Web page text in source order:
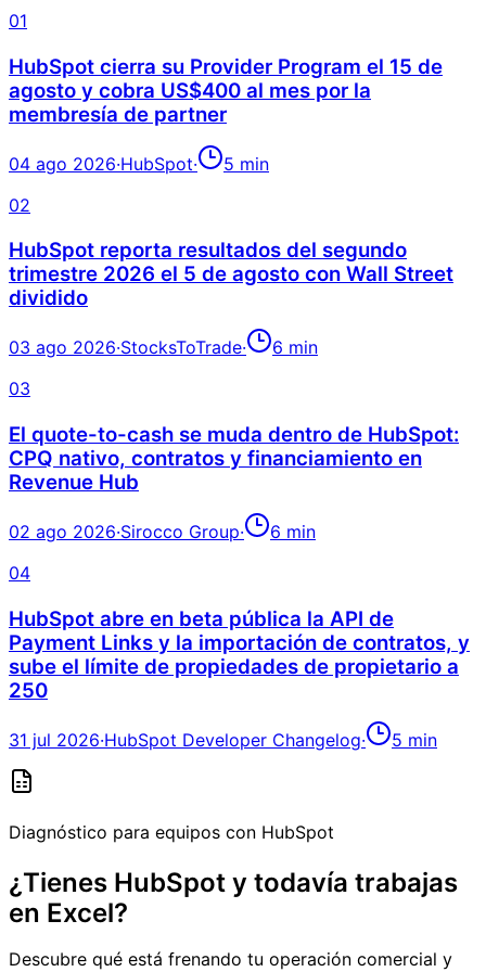
01
HubSpot cierra su Provider Program el 15 de
agosto y cobra US$400 al mes por la
membresía de partner
04 ago 2026·HubSpot· 5 min
02
HubSpot reporta resultados del segundo
trimestre 2026 el 5 de agosto con Wall Street
dividido
03 ago 2026·StocksToTrade· 6 min
03
El quote-to-cash se muda dentro de HubSpot:
CPQ nativo, contratos y financiamiento en
Revenue Hub
02 ago 2026·Sirocco Group· 6 min
04
HubSpot abre en beta pública la API de
Payment Links y la importación de contratos, y
sube el límite de propiedades de propietario a
250
31 jul 2026·HubSpot Developer Changelog· 5 min
Diagnóstico para equipos con HubSpot
¿Tienes HubSpot y todavía trabajas
en Excel?
Descubre qué está frenando tu operación comercial y